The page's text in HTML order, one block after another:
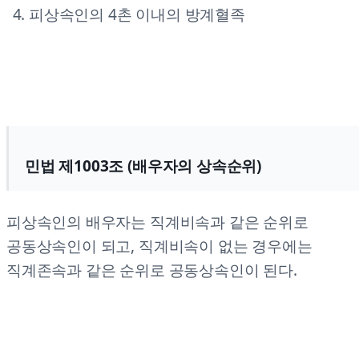
피상속인의 4촌 이내의 방계혈족
민법 제1003조 (배우자의 상속순위)
피상속인의 배우자는 직계비속과 같은 순위로
공동상속인이 되고, 직계비속이 없는 경우에는
직계존속과 같은 순위로 공동상속인이 된다.